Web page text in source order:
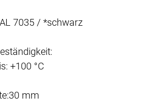
7035 / *schwarz
+100 °C
30 mm